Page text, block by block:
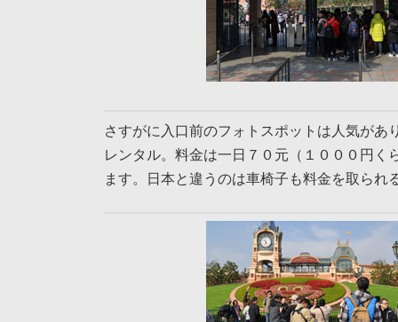
さすがに入口前のフォトスポットは人気が
レンタル。料金は一日７０元（１０００円
ます。日本と違うのは車椅子も料金を取られ